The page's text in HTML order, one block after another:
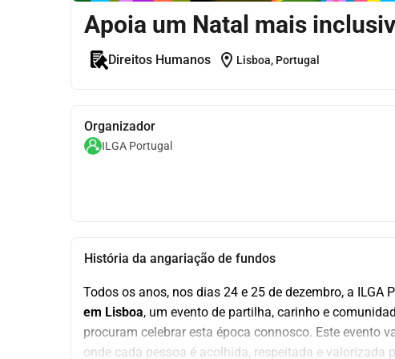
Apoia um Natal mais
Direitos Humanos location_on Lisboa, Portugal
Organizador
ILGA Portugal
História da angariação de fundos
Todos os anos, nos dias 24 e 25 de dezembro, a ILGA
em Lisboa, um evento de partilha, carinho e
procuram celebrar esta época connosco. Este evento
onde cada pessoa é acolhida, respeitada e valorizada